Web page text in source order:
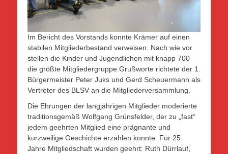
Im Bericht des Vorstands konnte Krämer auf einen
stabilen Mitgliederbestand verweisen. Nach wie vor
stellen die Kinder und Jugendlichen mit knapp 700
die größte Mitgliedergruppe.Grußworte richtete der 1.
Bürgermeister Peter Juks und Gerd Scheuermann als
Vertreter des BLSV an die Mitgliederversammlung.
Die Ehrungen der langjährigen Mitglieder moderierte
traditionsgemäß Wolfgang Grünsfelder, der zu „fast“
jedem geehrten Mitglied eine prägnante und
kurzweilige Geschichte erzählen konnte. Für 25
Jahre Mitgliedschaft wurden geehrt: Ruth Dürrlauf,